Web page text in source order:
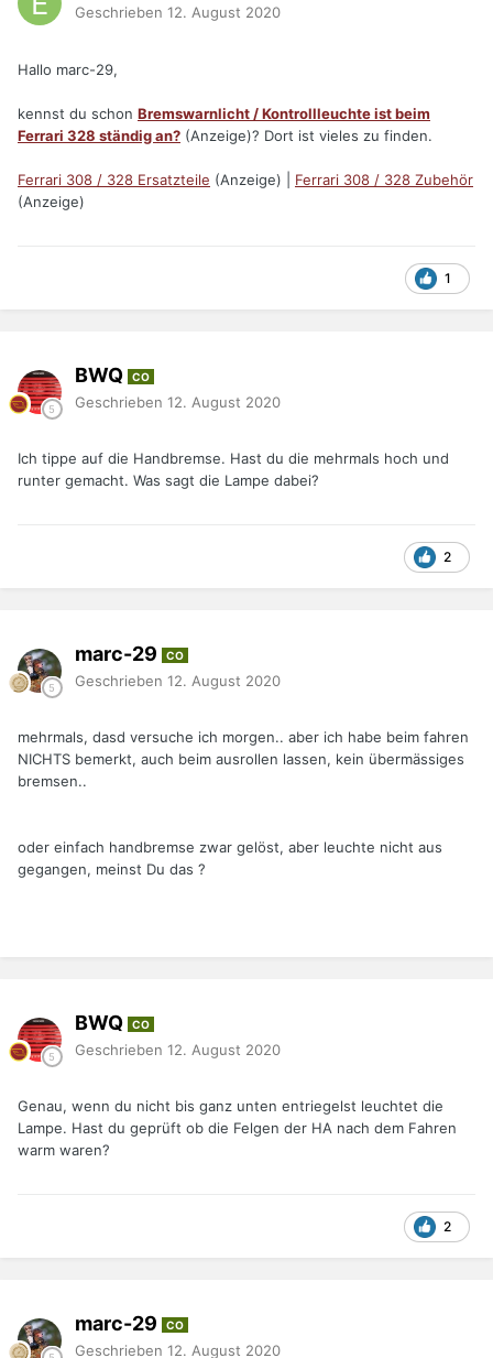
Geschrieben 12. August 2020
Hallo marc-29,
kennst du schon Bremswarnlicht / Kontrollleuchte ist beim
Ferrari 328 ständig an? (Anzeige)? Dort ist vieles zu finden.
Ferrari 308 / 328 Ersatzteile (Anzeige) | Ferrari 308 / 328 Zubehör
(Anzeige)
1
BWQ CO
Geschrieben 12. August 2020
Ich tippe auf die Handbremse. Hast du die mehrmals hoch und
runter gemacht. Was sagt die Lampe dabei?
2
marc-29 CO
Geschrieben 12. August 2020
mehrmals, dasd versuche ich morgen.. aber ich habe beim fahren
NICHTS bemerkt, auch beim ausrollen lassen, kein übermässiges
bremsen..
oder einfach handbremse zwar gelöst, aber leuchte nicht aus
gegangen, meinst Du das ?
BWQ CO
Geschrieben 12. August 2020
Genau, wenn du nicht bis ganz unten entriegelst leuchtet die
Lampe. Hast du geprüft ob die Felgen der HA nach dem Fahren
warm waren?
2
marc-29 CO
Geschrieben 12. August 2020